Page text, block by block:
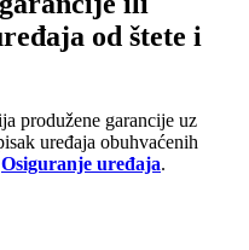
od štete i
produžene garancije uz
uređaja obuhvaćenih
Osiguranje uređaja.